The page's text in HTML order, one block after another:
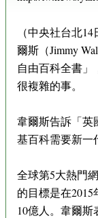
（中央社台北
爾斯（Jimmy
自由百科全書
很複雜的事。
韋爾斯告訴「英
基百科需要新一
全球第5大熱門
的目標是在
10億人。韋爾斯